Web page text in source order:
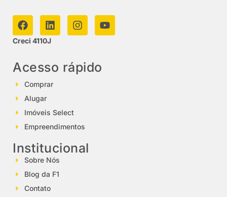
Creci 4110J
Acesso rápido
Comprar
Alugar
Imóveis Select
Empreendimentos
Institucional
Sobre Nós
Blog da F1
Contato